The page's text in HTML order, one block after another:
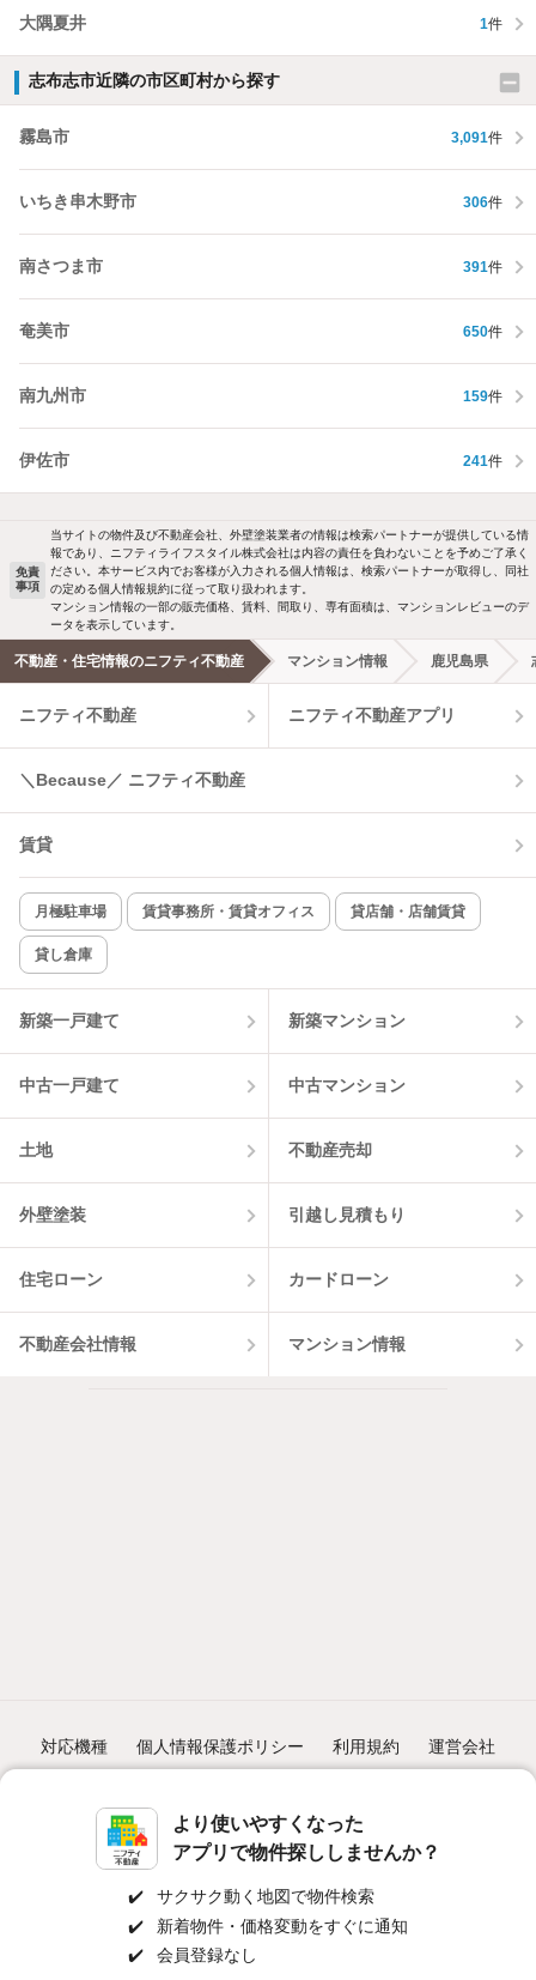
より使いやすくなった
アプリで物件探ししませんか？
✔️
サクサク動く地図で物件検索
✔️
新着物件・価格変動をすぐに通知
✔️
会員登録なし
大隅夏井 1件
志布志市近隣の市区町村から探す
霧島市 3,091件
いちき串木野市 306件
南さつま市 391件
奄美市 650件
南九州市 159件
伊佐市 241件
免責
事項
当サイトの物件及び不動産会社、外壁塗装業者の情報は検索パートナーが提供している情
報であり、ニフティライフスタイル株式会社は内容の責任を負わないことを予めご了承く
ださい。本サービス内でお客様が入力される個人情報は、検索パートナーが取得し、同社
の定める個人情報規約に従って取り扱われます。
マンション情報の一部の販売価格、賃料、間取り、専有面積は、マンションレビューのデ
ータを表示しています。
不動産・住宅情報のニフティ不動産 マンション情報 鹿児島県
ニフティ不動産 ニフティ不動産アプリ
＼Because／ ニフティ不動産
賃貸
月極駐車場 賃貸事務所・賃貸オフィス 貸店舗・店舗賃貸
貸し倉庫
新築一戸建て 新築マンション
中古一戸建て 中古マンション
土地 不動産売却
外壁塗装 引越し見積もり
住宅ローン カードローン
不動産会社情報 マンション情報
対応機種 個人情報保護ポリシー 利用規約 運営会社
©NIFTY Lifestyle Co., Ltd.